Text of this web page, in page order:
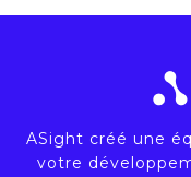
ASight créé une
votre